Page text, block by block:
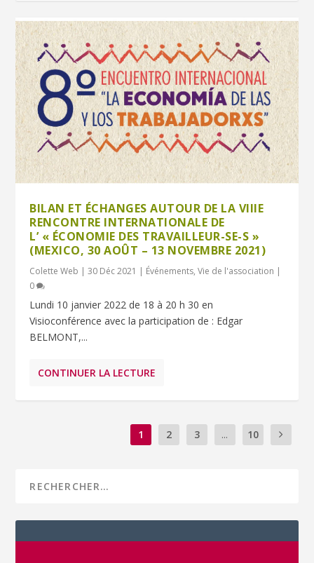
BILAN ET ÉCHANGES AUTOUR DE LA VIIIE
RENCONTRE INTERNATIONALE DE
L’ « ÉCONOMIE DES TRAVAILLEUR-SE-S »
(MEXICO, 30 AOÛT – 13 NOVEMBRE 2021)
Colette Web |30 Déc 2021 | Événements,Vie de l'association |
0
Lundi 10 janvier 2022 de 18 à 20 h 30 en
Visioconférence avec la participation de : Edgar
BELMONT,...
CONTINUER LA LECTURE
1 2 3 ... 10